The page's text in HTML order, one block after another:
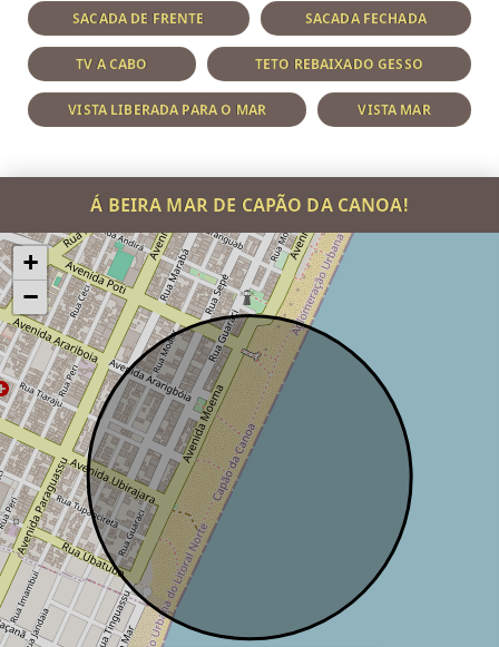
SACADA DE FRENTE SACADA FECHADA
TV A CABO TETO REBAIXADO GESSO
VISTA LIBERADA PARA O MAR VISTA MAR
Á BEIRA MAR DE CAPÃO DA CANOA!
+
−